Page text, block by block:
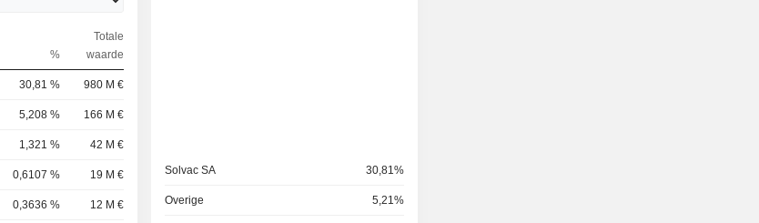
%
Totale
waarde
30,81 % 980 M €
5,208 % 166 M €
1,321 % 42 M €
0,6107 % 19 M €
0,3636 % 12 M €
Solvac SA 30,81%
Overige 5,21%